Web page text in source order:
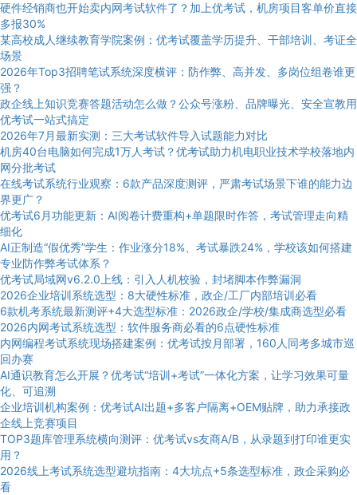
硬件经销商也开始卖内网考试软件了？加上优考试，机房项目客单价直接
多报30%
某高校成人继续教育学院案例：优考试覆盖学历提升、干部培训、考证全
场景
2026年Top3招聘笔试系统深度横评：防作弊、高并发、多岗位组卷谁更
强？
政企线上知识竞赛答题活动怎么做？公众号涨粉、品牌曝光、安全宣教用
优考试一站式搞定
2026年7月最新实测：三大考试软件导入试题能力对比
机房40台电脑如何完成1万人考试？优考试助力机电职业技术学校落地内
网分批考试
在线考试系统行业观察：6款产品深度测评，严肃考试场景下谁的能力边
界更广？
优考试6月功能更新：AI阅卷计费重构+单题限时作答，考试管理走向精
细化
AI正制造“假优秀”学生：作业涨分18%、考试暴跌24%，学校该如何搭建
专业防作弊考试体系？
优考试局域网v6.2.0上线：引入人机校验，封堵脚本作弊漏洞
2026企业培训系统选型：8大硬性标准，政企/工厂内部培训必看
6款机考系统最新测评+4大选型标准：2026政企/学校/集成商选型必看
2026内网考试系统选型：软件服务商必看的6点硬性标准
内网编程考试系统现场搭建案例：优考试按月部署，160人同考多城市巡
回办赛
AI通识教育怎么开展？优考试“培训+考试”一体化方案，让学习效果可量
化、可追溯
企业培训机构案例：优考试AI出题+多客户隔离+OEM贴牌，助力承接政
企线上竞赛项目
TOP3题库管理系统横向测评：优考试vs友商A/B，从录题到打印谁更实
用？
2026线上考试系统选型避坑指南：4大坑点+5条选型标准，政企采购必
看